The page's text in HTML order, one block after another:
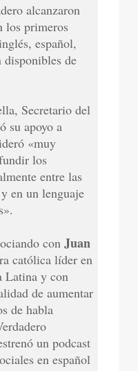
alcanzaron
los primeros
español,
disponibles de
Secretario del
su apoyo a
«muy
los
entre las
en un lenguaje
conJuan
católica líder en
Latina y con
de aumentar
de habla
un podcast
en español